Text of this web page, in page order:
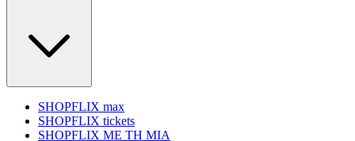
SHOPFLIX max
SHOPFLIX tickets
SHOPFLIX ΜΕ ΤΗ ΜΙΑ